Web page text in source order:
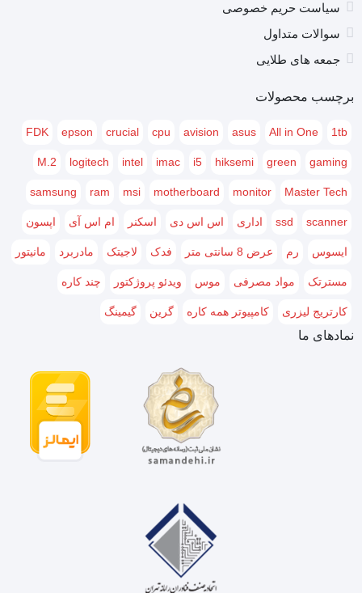
سیاست حریم خصوصی
سوالات متداول
جمعه های طلایی
برچسب محصولات
1tb
All in One
asus
avision
cpu
crucial
epson
FDK
gaming
green
hiksemi
i5
imac
intel
logitech
M.2
Master Tech
monitor
motherboard
msi
ram
samsung
scanner
ssd اداری اس اس دی اسکنر ام اس آی اپسون
ایسوس رم عرض 8 سانتی متر فدک لاجیتک مادربرد مانیتور
مسترتک مواد مصرفی موس ویدئو پروژکتور چند کاره
کارتریج لیزری کامپیوتر همه کاره گرین گیمینگ
نمادهای ما